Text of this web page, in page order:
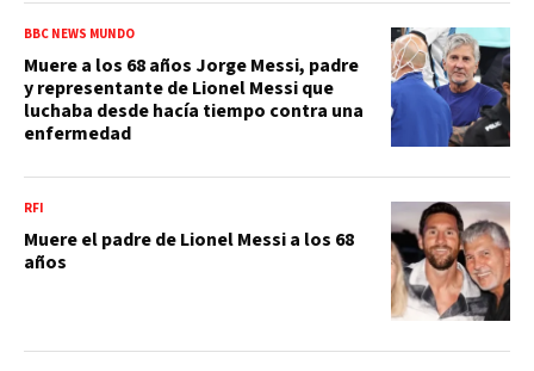
BBC NEWS MUNDO
Muere a los 68 años Jorge Messi, padre
y representante de Lionel Messi que
luchaba desde hacía tiempo contra una
enfermedad
RFI
Muere el padre de Lionel Messi a los 68
años